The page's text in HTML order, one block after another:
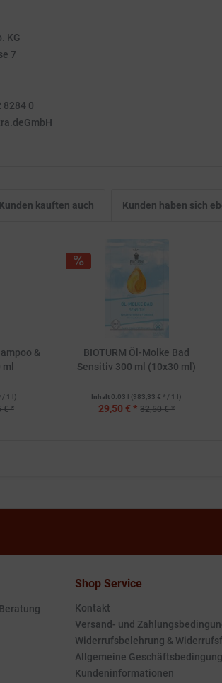
KG
7
8284 0
Kunden kauften auch Kunden haben sich
&
/ 1 l)
€ *
BIOTURM Öl-Molke Bad
Sensitiv 300 ml (10x30 ml)
Inhalt 0.03 l (983,33 € * / 1 l)
29,50 € * 32,50 € *
Shop Service
Kontakt
Versand- und
Widerrufsbelehrung &
Allgemeine
Kundeninformationen